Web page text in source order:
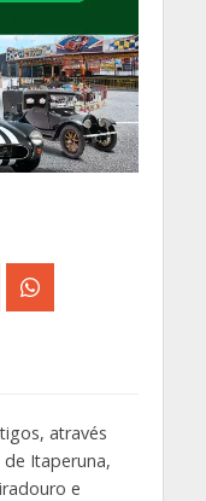
através
Itaperuna,
e